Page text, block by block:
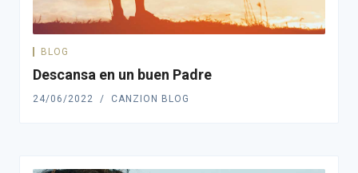
BLOG
Descansa en un buen Padre
24/06/2022 CANZION BLOG